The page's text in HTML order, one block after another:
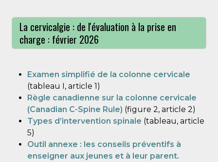
La cervicalgie : de l'évaluation à la prise en
charge : février 2026
Examen simplifié de la colonne cervicale
(tableau I, article 1)
Règle canadienne sur la colonne cervicale
(Canadian C-Spine Rule) (figure 2, article 2)
Types d’intervention spinale (tableau, article
5)
Outil annexe : les conseils préventifs à
enseigner aux jeunes et à leur parent.